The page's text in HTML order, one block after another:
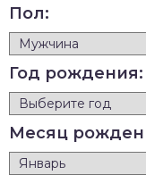
Пол:
Год рождения:
Месяц